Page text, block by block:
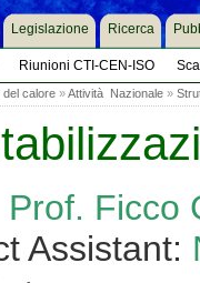
Riunioni CTI-CEN-ISO
Legislazione Ricerca
del calore »Attività Nazionale »
Prof. Ficco
Assistant: